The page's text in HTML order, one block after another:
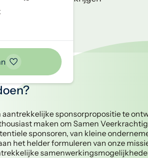
aantrekkelijke sponsorpropositie te
maken om Samen
sponsoren, van kleine
het helder formuleren van onze